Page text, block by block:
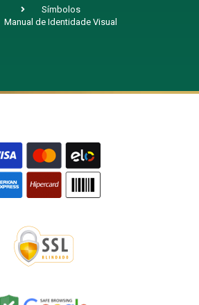
Símbolos
Manual de Identidade Visual